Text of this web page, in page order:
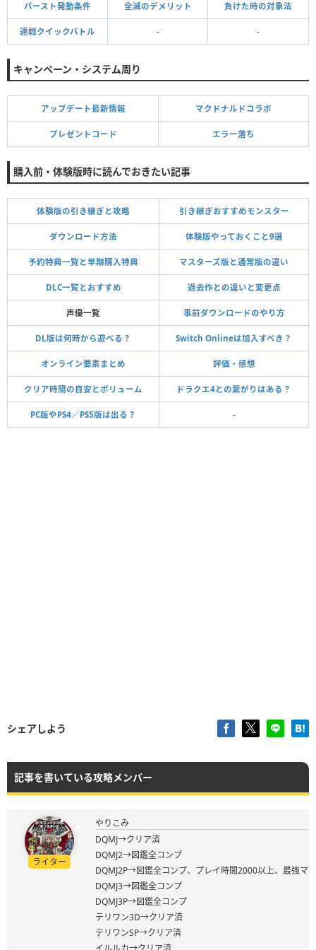
バースト発動条件 全滅のデメリット 負けた時の対象法
連戦クイックバトル - -
キャンペーン・システム周り
アップデート最新情報 マクドナルドコラボ
プレゼントコード エラー落ち
購入前・体験版時に読んでおきたい記事
体験版の引き継ぎと攻略 引き継ぎおすすめモンスター
ダウンロード方法 体験版やっておくこと9選
予約特典一覧と早期購入特典 マスターズ版と通常版の違い
DLC一覧とおすすめ 過去作との違いと変更点
声優一覧 事前ダウンロードのやり方
DL版は何時から遊べる？ Switch Onlineは加入すべき？
オンライン要素まとめ 評価・感想
クリア時間の目安とボリューム ドラクエ4との繋がりはある？
PC版やPS4／PS5版は出る？ -
シェアしよう
記事を書いている攻略メンバー
ライター
やりこみ
DQMJ→クリア済
DQMJ2→図鑑全コンプ
DQMJ2P→図鑑全コンプ、プレイ時間2000以上、最強マ
DQMJ3→図鑑全コンプ
DQMJ3P→図鑑全コンプ
テリワン3D→クリア済
テリワンSP→クリア済